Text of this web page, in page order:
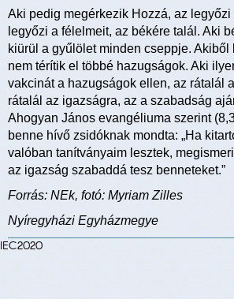
Aki pedig megérkezik Hozzá, az legyőzi
legyőzi a félelmeit, az békére talál. Aki
kiürül a gyűlölet minden cseppje. Akiből
nem térítik el többé hazugságok. Aki
vakcinát a hazugságok ellen, az rátalál
rátalál az igazságra, az a szabadság
Ahogyan János evangéliuma szerint
benne hívő zsidóknak mondta: „Ha
valóban tanítványaim lesztek,
az igazság szabaddá tesz benneteket.”
Forrás: NEk, fotó: Myriam Zilles
Nyíregyházi Egyházmegye
IEC2020